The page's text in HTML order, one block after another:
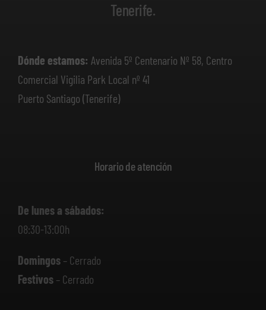
Tenerife.
Dónde estamos: Avenida 5º Centenario Nº 58, Centro
Comercial Vigilia Park Local nº 41
Puerto Santiago (Tenerife)
Horario de atención
De lunes a sábados:
08:30-13:00h
Domingos– Cerrado
Festivos– Cerrado